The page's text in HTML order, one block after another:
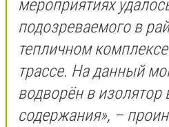
мероприятиях
подозреваемого в
тепличном
трассе. На данный
водворён в изолятор
содержания», –